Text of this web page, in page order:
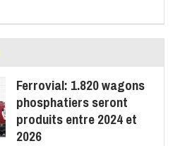
Ferrovial: 1.820 wagons
phosphatiers seront
produits entre 2024 et
2026